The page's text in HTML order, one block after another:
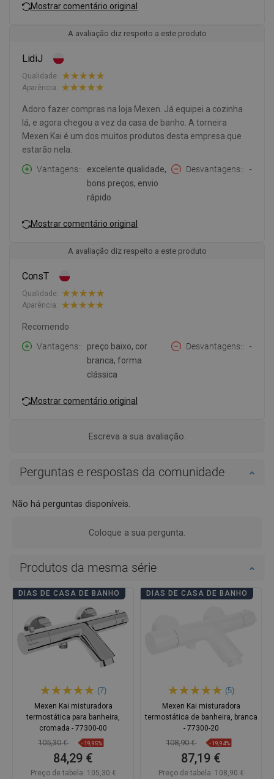
Mostrar comentário original
A avaliação diz respeito a este produto
LidiJ
Qualidade:
Aparência:
Adoro fazer compras na loja Mexen. Já equipei a cozinha
lá, e agora chegou a vez da casa de banho. A torneira
Mexen Kai é um dos muitos produtos desta empresa que
estarão nela.
Vantagens:
excelente qualidade,
bons preços, envio
rápido
Desvantagens: -
Mostrar comentário original
A avaliação diz respeito a este produto
ConsT
Qualidade:
Aparência:
Recomendo
Vantagens:
preço baixo, cor
branca, forma
clássica
Desvantagens: -
Mostrar comentário original
Escreva a sua avaliação.
Perguntas e respostas da comunidade
Não há perguntas disponíveis.
Coloque a sua pergunta.
Produtos da mesma série
DIAS DE CASA DE BANHO
(7)
Mexen Kai misturadora
termostática para banheira,
cromada - 77300-00
105,30 € -19,95%
84,29 €
Preço de tabela: 105,30 €
DIAS DE CASA DE BANHO
(5)
Mexen Kai misturadora
termostática de banheira, branca
- 77300-20
108,90 € -19,94%
87,19 €
Preço de tabela: 108,90 €